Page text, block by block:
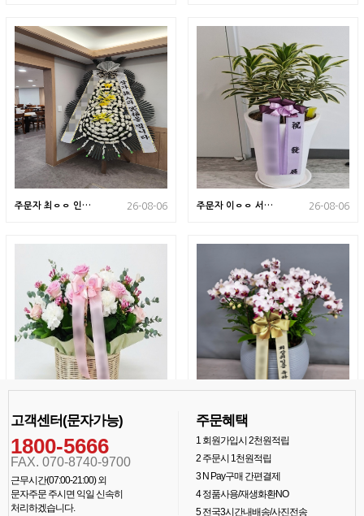
고객센터(문자가능)
1800-5666
FAX. 070-8740-9700
근무시간(07:00-21:00) 외
문자주문 주시면 익일 신속히
처리하겠습니다.
주문혜택
1회원가입시 2천원적립
2주문시 1천원적립
3N Pay구매 간편결제
4정품사용/재생화환NO
5전국3시간내배송/사진전송